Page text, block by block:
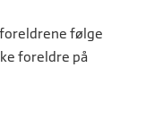
følge
foreldre på